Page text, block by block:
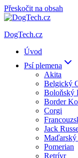
Přeskočit na obsah
DogTech.cz
Úvod
Psí plemena
Akita
Belgický
Boloňský
Border
Corgi
Jack
Maďarský
Pomerian
Retrívr